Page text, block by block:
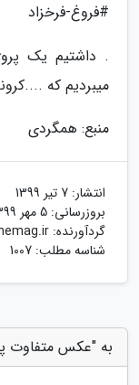
#فروغ-فرخزاد
. داشتیم یک
میبردیم که
منبع: همگردی
انتشار: 7 تیر 1399
بروزرسانی: 5 مهر 1399
گردآورنده:
شناسه مطلب: 1007
به "عکس متفاوت